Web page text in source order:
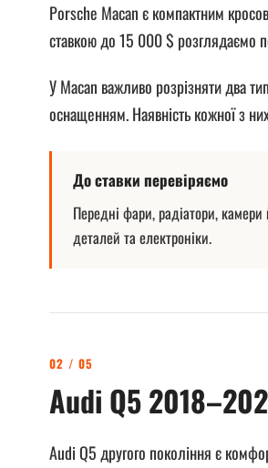
Porsche Macan є компактним
ставкою до 15 000 $ розглядаємо
У Macan важливо розрізняти два
оснащенням. Наявність кожної з
До ставки перевіряємо
Передні фари, радіатори, камери
деталей та електроніки.
02 / 05
Audi Q5
Audi Q5 другого покоління є